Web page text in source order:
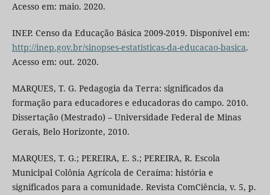
Acesso em: maio. 2020.
INEP. Censo da Educação Básica 2009-2019. Disponível em:
http://inep.gov.br/sinopses-estatisticas-da-educacao-basica.
Acesso em: out. 2020.
MARQUES, T. G. Pedagogia da Terra: significados da
formação para educadores e educadoras do campo. 2010.
Dissertação (Mestrado) – Universidade Federal de Minas
Gerais, Belo Horizonte, 2010.
MARQUES, T. G.; PEREIRA, E. S.; PEREIRA, R. Escola
Municipal Colônia Agrícola de Ceraíma: história e
significados para a comunidade. Revista ComCiência, v. 5, p.